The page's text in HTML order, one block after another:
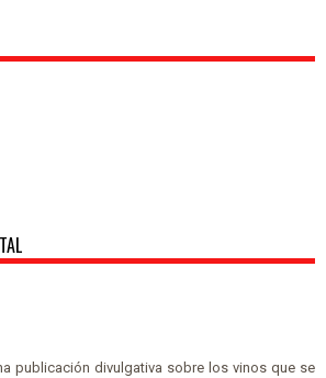
publicación divulgativa sobre los vinos que se